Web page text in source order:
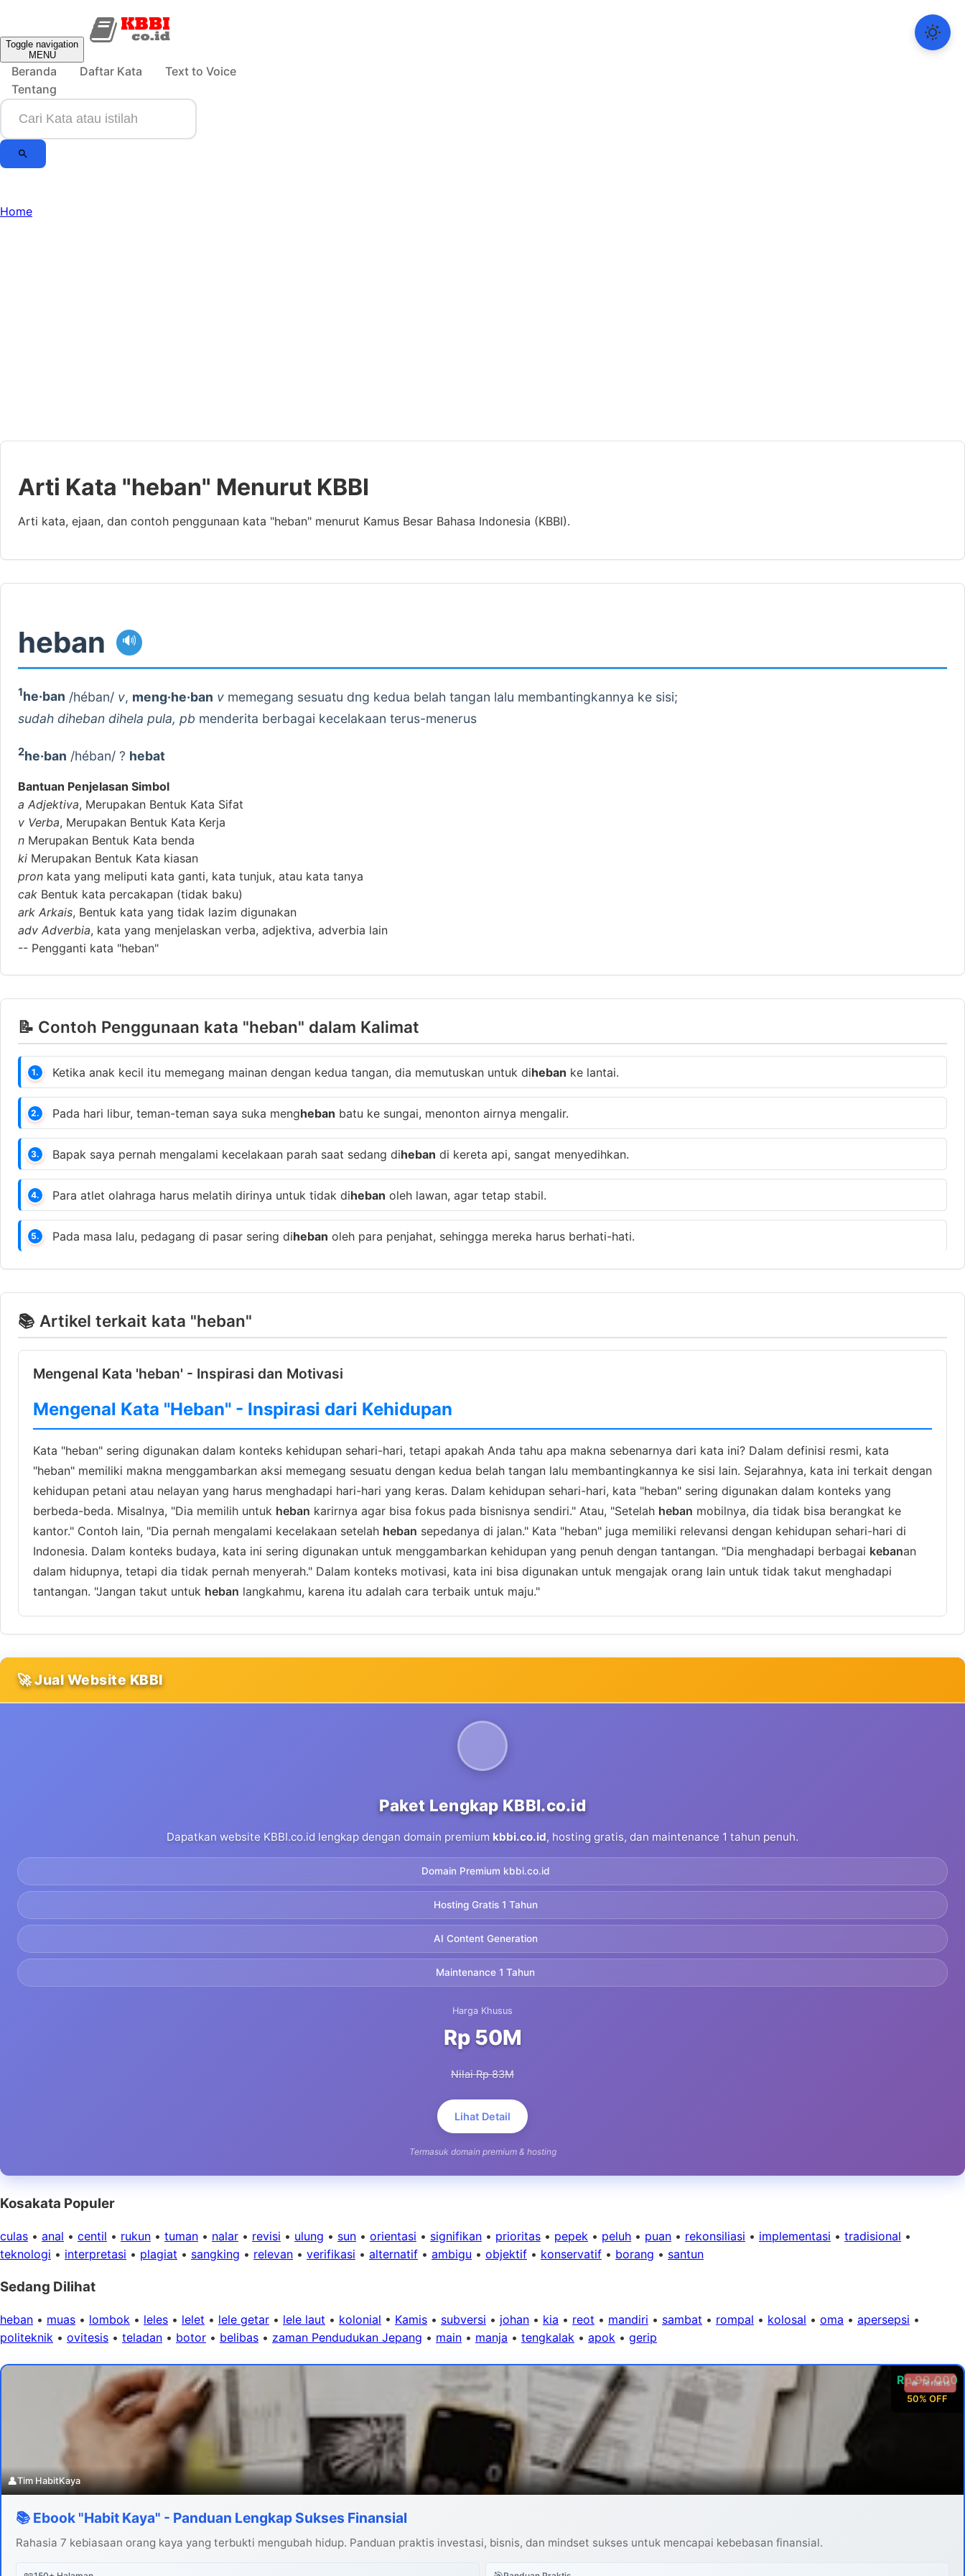
Toggle navigation
MENU
Beranda Daftar Kata
Text to Voice
Tentang
Home
Arti Kata "heban" Menurut KBBI
Arti kata, ejaan, dan contoh penggunaan kata "heban" menurut Kamus Besar Bahasa Indonesia (KBBI).
heban 🔊
1he·ban /héban/ v, meng·he·ban v memegang sesuatu dng kedua belah tangan lalu membantingkannya ke sisi;
sudah diheban dihela pula, pb menderita berbagai kecelakaan terus-menerus
2he·ban /héban/ ? hebat
Bantuan Penjelasan Simbol
a Adjektiva, Merupakan Bentuk Kata Sifat
v Verba, Merupakan Bentuk Kata Kerja
n Merupakan Bentuk Kata benda
ki Merupakan Bentuk Kata kiasan
pron kata yang meliputi kata ganti, kata tunjuk, atau kata tanya
cak Bentuk kata percakapan (tidak baku)
ark Arkais, Bentuk kata yang tidak lazim digunakan
adv Adverbia, kata yang menjelaskan verba, adjektiva, adverbia lain
-- Pengganti kata "heban"
📝 Contoh Penggunaan kata "heban" dalam Kalimat
1. Ketika anak kecil itu memegang mainan dengan kedua tangan, dia memutuskan untuk diheban ke lantai.
2. Pada hari libur, teman-teman saya suka mengheban batu ke sungai, menonton airnya mengalir.
3. Bapak saya pernah mengalami kecelakaan parah saat sedang diheban di kereta api, sangat menyedihkan.
4. Para atlet olahraga harus melatih dirinya untuk tidak diheban oleh lawan, agar tetap stabil.
5. Pada masa lalu, pedagang di pasar sering diheban oleh para penjahat, sehingga mereka harus berhati-hati.
📚 Artikel terkait kata "heban"
Mengenal Kata 'heban' - Inspirasi dan Motivasi
Mengenal Kata "Heban" - Inspirasi dari Kehidupan
Kata "heban" sering digunakan dalam konteks kehidupan sehari-hari, tetapi apakah Anda tahu apa makna sebenarnya dari kata ini? Dalam definisi resmi, kata
"heban" memiliki makna menggambarkan aksi memegang sesuatu dengan kedua belah tangan lalu membantingkannya ke sisi lain. Sejarahnya, kata ini terkait dengan
kehidupan petani atau nelayan yang harus menghadapi hari-hari yang keras. Dalam kehidupan sehari-hari, kata "heban" sering digunakan dalam konteks yang
berbeda-beda. Misalnya, "Dia memilih untuk heban karirnya agar bisa fokus pada bisnisnya sendiri." Atau, "Setelah heban mobilnya, dia tidak bisa berangkat ke
kantor." Contoh lain, "Dia pernah mengalami kecelakaan setelah heban sepedanya di jalan." Kata "heban" juga memiliki relevansi dengan kehidupan sehari-hari di
Indonesia. Dalam konteks budaya, kata ini sering digunakan untuk menggambarkan kehidupan yang penuh dengan tantangan. "Dia menghadapi berbagai kebanan
dalam hidupnya, tetapi dia tidak pernah menyerah." Dalam konteks motivasi, kata ini bisa digunakan untuk mengajak orang lain untuk tidak takut menghadapi
tantangan. "Jangan takut untuk heban langkahmu, karena itu adalah cara terbaik untuk maju."
🚀 Jual Website KBBI
Paket Lengkap KBBI.co.id
Dapatkan website KBBI.co.id lengkap dengan domain premium kbbi.co.id, hosting gratis, dan maintenance 1 tahun penuh.
Domain Premium kbbi.co.id
Hosting Gratis 1 Tahun
AI Content Generation
Maintenance 1 Tahun
Harga Khusus
Rp 50M
Nilai Rp 83M
Lihat Detail
Termasuk domain premium & hosting
Kosakata Populer
culas • anal • centil • rukun • tuman • nalar • revisi • ulung • sun • orientasi • signifikan • prioritas • pepek • peluh • puan • rekonsiliasi • implementasi • tradisional •
teknologi • interpretasi • plagiat • sangking • relevan • verifikasi • alternatif • ambigu • objektif • konservatif • borang • santun
Sedang Dilihat
heban • muas • lombok • leles • lelet • lele getar • lele laut • kolonial • Kamis • subversi • johan • kia • reot • mandiri • sambat • rompal • kolosal • oma • apersepsi •
politeknik • ovitesis • teladan • botor • belibas • zaman Pendudukan Jepang • main • manja • tengkalak • apok • gerip
Rp 99.000
50% OFF
🔥 Terlaris
👤Tim HabitKaya
📚 Ebook "Habit Kaya" - Panduan Lengkap Sukses Finansial
Rahasia 7 kebiasaan orang kaya yang terbukti mengubah hidup. Panduan praktis investasi, bisnis, dan mindset sukses untuk mencapai kebebasan finansial.